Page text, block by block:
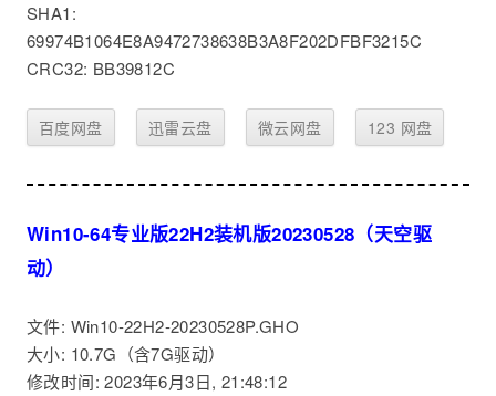
SHA1:
69974B1064E8A9472738638B3A8F202DFBF3215C
CRC32: BB39812C
百度网盘 迅雷云盘 微云网盘 123 网盘
Win10-64专业版22H2装机版20230528（天空驱
动）
文件: Win10-22H2-20230528P.GHO
大小: 10.7G（含7G驱动）
修改时间: 2023年6月3日, 21:48:12